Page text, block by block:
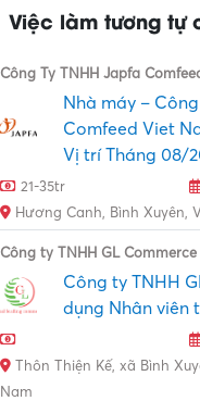
Việc làm tương tự
Công Ty TNHH Japfa
Nhà máy –
Comfeed Viet
Vị trí Tháng 08/
21-35tr
Hương Canh, Bình Xuyên,
Công ty TNHH GL Commerce
Công ty TNHH
dụng Nhân viên
Thôn Thiện Kế, xã Bình
Nam